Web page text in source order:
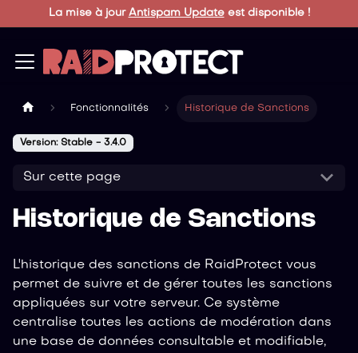
La mise à jour Antispam Updateest disponible !
Fonctionnalités Historique de Sanctions
Version: Stable - 3.4.0
Sur cette page
Historique de Sanctions
L'historique des sanctions de RaidProtect vous
permet de suivre et de gérer toutes les sanctions
appliquées sur votre serveur. Ce système
centralise toutes les actions de modération dans
une base de données consultable et modifiable,